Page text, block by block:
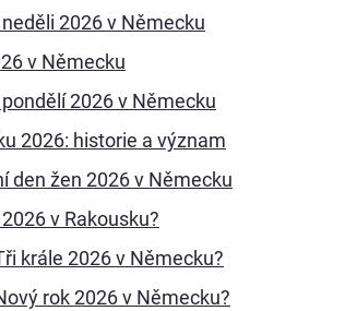
2026 v Německu
v Německu
2026 v Německu
2026: historie a význam
den žen 2026 v Německu
v Rakousku?
krále 2026 v Německu?
rok 2026 v Německu?